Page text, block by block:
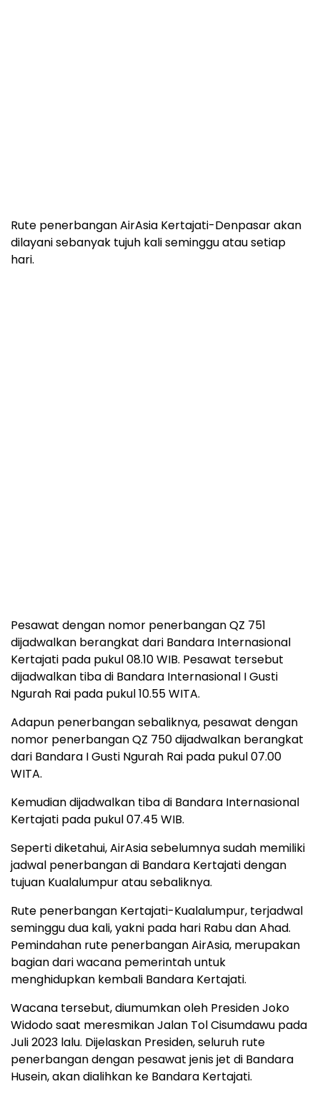
Rute penerbangan AirAsia Kertajati-Denpasar akan
dilayani sebanyak tujuh kali seminggu atau setiap
hari.
Pesawat dengan nomor penerbangan QZ 751
dijadwalkan berangkat dari Bandara Internasional
Kertajati pada pukul 08.10 WIB. Pesawat tersebut
dijadwalkan tiba di Bandara Internasional I Gusti
Ngurah Rai pada pukul 10.55 WITA.
Adapun penerbangan sebaliknya, pesawat dengan
nomor penerbangan QZ 750 dijadwalkan berangkat
dari Bandara I Gusti Ngurah Rai pada pukul 07.00
WITA.
Kemudian dijadwalkan tiba di Bandara Internasional
Kertajati pada pukul 07.45 WIB.
Seperti diketahui, AirAsia sebelumnya sudah memiliki
jadwal penerbangan di Bandara Kertajati dengan
tujuan Kualalumpur atau sebaliknya.
Rute penerbangan Kertajati-Kualalumpur, terjadwal
seminggu dua kali, yakni pada hari Rabu dan Ahad.
Pemindahan rute penerbangan AirAsia, merupakan
bagian dari wacana pemerintah untuk
menghidupkan kembali Bandara Kertajati.
Wacana tersebut, diumumkan oleh Presiden Joko
Widodo saat meresmikan Jalan Tol Cisumdawu pada
Juli 2023 lalu. Dijelaskan Presiden, seluruh rute
penerbangan dengan pesawat jenis jet di Bandara
Husein, akan dialihkan ke Bandara Kertajati.